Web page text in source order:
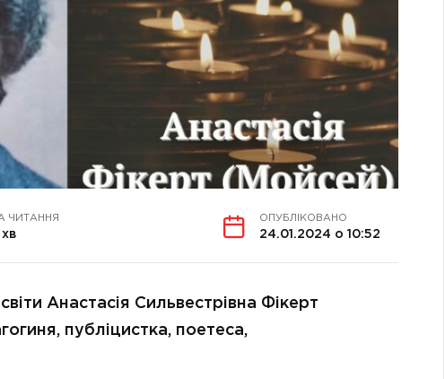
ЧИТАННЯ
хв
ОПУБЛІКОВАНО
24.01.2024 о 10:52
Анастасія Сильвестрівна Фікерт
публіцистка, поетеса,